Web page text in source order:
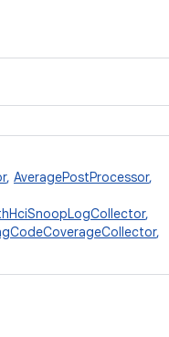
, AveragePostProcessor,
,
,